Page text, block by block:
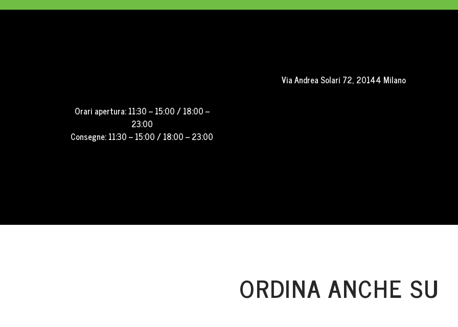
Orari apertura: 11:30 – 15:00 / 18:00 –
23:00
Consegne: 11:30 – 15:00 / 18:00 – 23:00
Via Andrea Solari 72, 20144 Milano
ORDINA ANCHE SU